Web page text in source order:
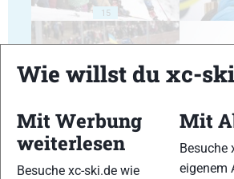
15
17
Wie willst du xc-
Mit Werbung
weiterlesen
Besuche xc-ski.de wie
Mit
Besuche
eigenem